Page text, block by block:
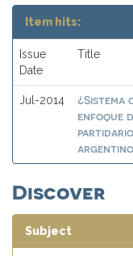
Item hits:
Issue
Date
Title
Jul-2014
¿Sistema
enfoque
argentino
Discover
Subject